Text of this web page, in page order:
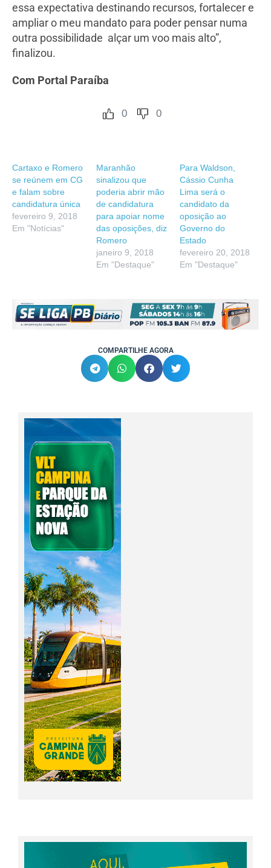
essa expectativa destinando recursos, fortalecer e
ampliar o meu mandato para poder pensar numa
outra possibilidade alçar um voo mais alto”,
finalizou.
Com Portal Paraíba
0 0
Cartaxo e Romero
se reúnem em CG
e falam sobre
candidatura única
fevereiro 9, 2018
Em "Notícias"
Maranhão
sinalizou que
poderia abrir mão
de candidatura
para apoiar nome
das oposições, diz
Romero
janeiro 9, 2018
Em "Destaque"
Para Waldson,
Cássio Cunha
Lima será o
candidato da
oposição ao
Governo do
Estado
fevereiro 20, 2018
Em "Destaque"
COMPARTILHE AGORA